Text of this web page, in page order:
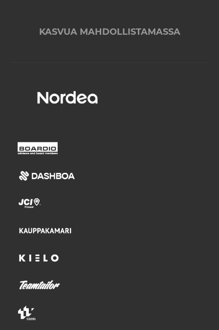
KASVUA MAHDOLLISTAMASSA